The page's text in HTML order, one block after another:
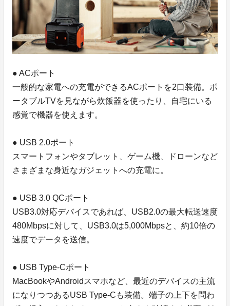
● ACポート
一般的な家電への充電ができるACポートを2口装備。ポ
ータブルTVを見ながら炊飯器を使ったり、自宅にいる
感覚で機器を使えます。
● USB 2.0ポート
スマートフォンやタブレット、ゲーム機、ドローンなど
さまざまな身近なガジェットへの充電に。
● USB 3.0 QCポート
USB3.0対応デバイスであれば、USB2.0の最大転送速度
480Mbpsに対して、USB3.0は5,000Mbpsと、約10倍の
速度でデータを送信。
● USB Type-Cポート
MacBookやAndroidスマホなど、最近のデバイスの主流
になりつつあるUSB Type-Cも装備。端子の上下を問わ